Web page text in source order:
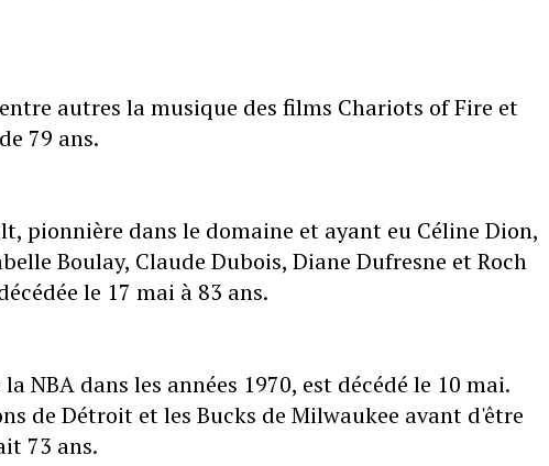
autres la musique des films Chariots of Fire et
79 ans.
pionnière dans le domaine et ayant eu Céline Dion,
Boulay, Claude Dubois, Diane Dufresne et Roch
le 17 mai à 83 ans.
NBA dans les années 1970, est décédé le 10 mai.
de Détroit et les Bucks de Milwaukee avant d'être
73 ans.